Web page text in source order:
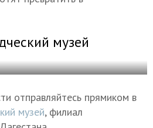
музей
отправляйтесь прямиком в
музей, филиал